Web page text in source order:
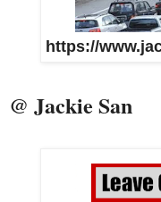
https://
@ Jackie San